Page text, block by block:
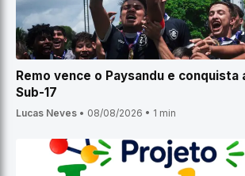
Remo vence o Paysandu e conquista
Sub-17
Lucas Neves • 08/08/2026 • 1 min